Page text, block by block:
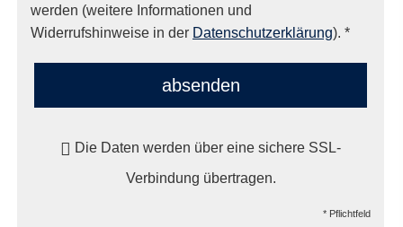
werden (weitere Informationen und
Widerrufshinweise in der Datenschutzerklärung). *
absenden
Die Daten werden über eine sichere SSL-
Verbindung übertragen.
* Pflichtfeld